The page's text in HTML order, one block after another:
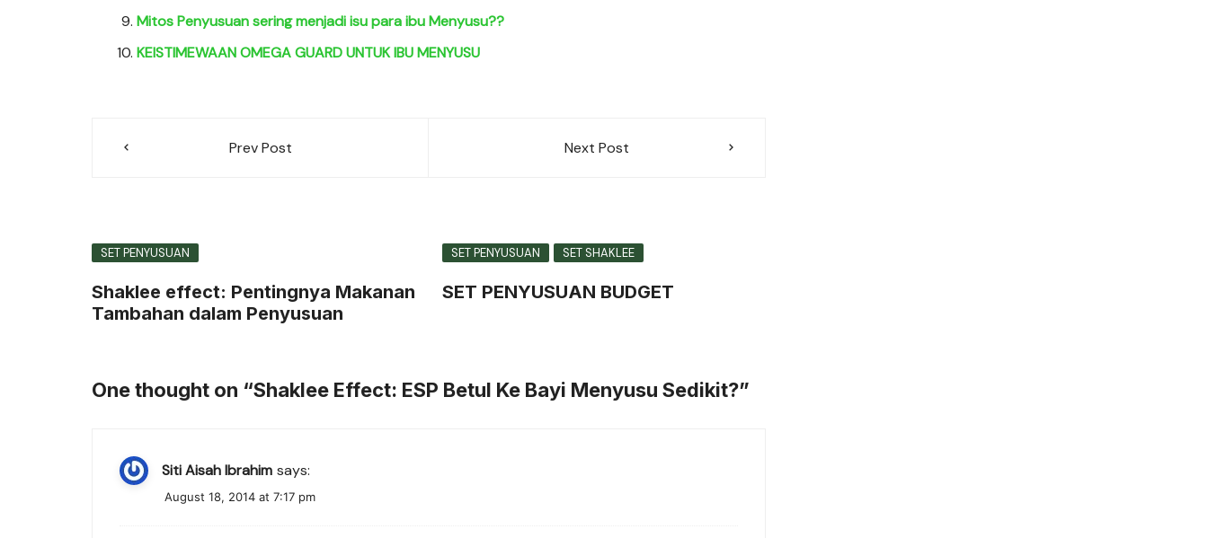
Mitos Penyusuan sering menjadi isu para ibu Menyusu??
KEISTIMEWAAN OMEGA GUARD UNTUK IBU MENYUSU
Prev Post Next Post
SET PENYUSUAN
Shaklee effect: Pentingnya Makanan
Tambahan dalam Penyusuan
SET PENYUSUAN SET SHAKLEE
SET PENYUSUAN BUDGET
One thought on “Shaklee Effect: ESP Betul Ke Bayi Menyusu Sedikit?”
Siti Aisah Ibrahim says:
August 18, 2014 at 7:17 pm